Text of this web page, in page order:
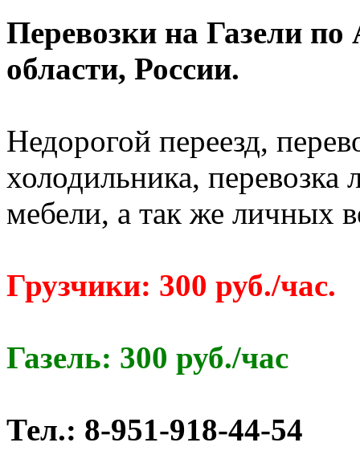
Перевозки на Газели
области, России.
Недорогой переезд,
холодильника,
мебели, а так же личных
Грузчики: 300 руб./час.
Газель: 300 руб./час
Тел.: 8-951-918-44-54